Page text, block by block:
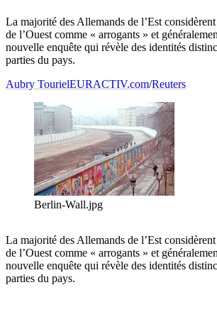
La majorité des Allemands de l’Est
de l’Ouest comme « arrogants » et
nouvelle enquête qui révèle des identités
parties du pays.
Aubry TourielEURACTIV.com/Reuters
Berlin-Wall.jpg
La majorité des Allemands de l’Est
de l’Ouest comme « arrogants » et
nouvelle enquête qui révèle des identités
parties du pays.